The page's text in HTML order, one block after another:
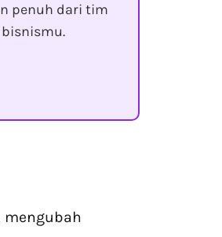
penuh dari tim
mengubah